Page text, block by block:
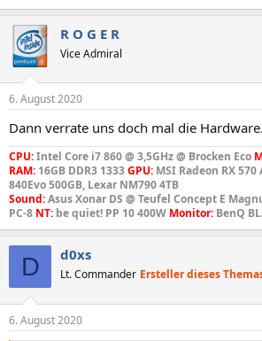
R O G E R
Vice Admiral
6. August 2020
Dann verrate uns doch mal die Hardware.
CPU:Intel Core i7 860 @ 3,5GHz @ Brocken Eco
RAM: 16GB DDR3 1333GPU: MSI Radeon RX 570
840Evo 500GB, Lexar NM790 4TB
Sound:Asus Xonar DS @ Teufel Concept E
PC-8 NT: be quiet! PP 10 400W Monitor: BenQ
D d0xs
Lt. Commander Ersteller dieses
6. August 2020